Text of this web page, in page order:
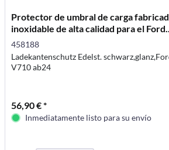
Protector de umbral de carga
inoxidable de alta calidad para el
458188
Ladekantenschutz Edelst.
V710 ab24
56,90 € *
Inmediatamente listo para su envío